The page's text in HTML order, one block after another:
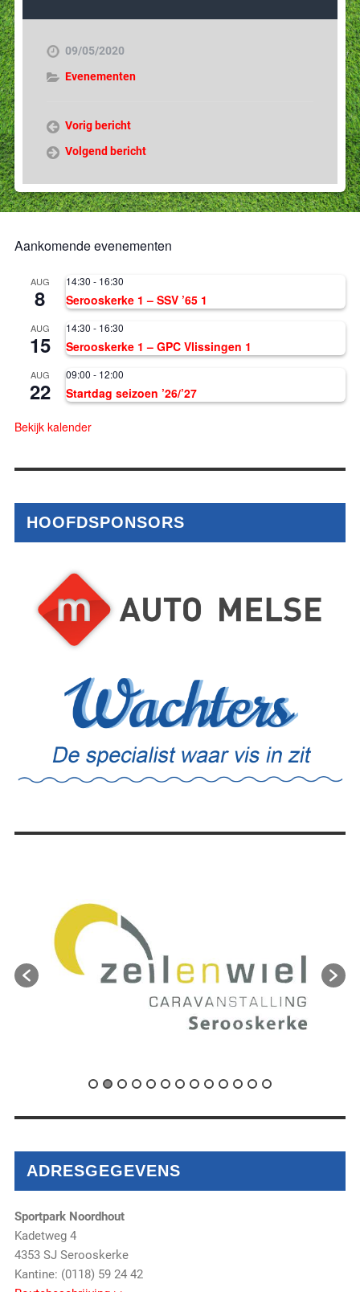
09/05/2020
Evenementen
Vorig bericht
Volgend bericht
Aankomende evenementen
AUG
8
14:30 - 16:30
Serooskerke 1 – SSV ’65 1
AUG
15
14:30 - 16:30
Serooskerke 1 – GPC Vlissingen 1
AUG
22
09:00 - 12:00
Startdag seizoen ’26/’27
Bekijk kalender
HOOFDSPONSORS
ADRESGEGEVENS
Sportpark Noordhout
Kadetweg 4
4353 SJ Serooskerke
Kantine: (0118) 59 24 42